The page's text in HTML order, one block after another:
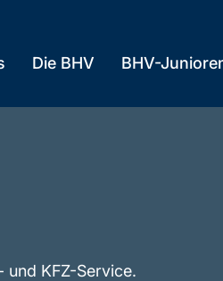
Die BHV BHV-
und KFZ-Service.